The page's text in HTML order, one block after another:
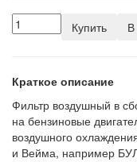
Купить В
Краткое описание
Фильтр воздушный в
на бензиновые
воздушного
и Вейма, например